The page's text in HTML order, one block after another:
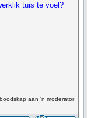
tuis te voel?
aan 'n moderator